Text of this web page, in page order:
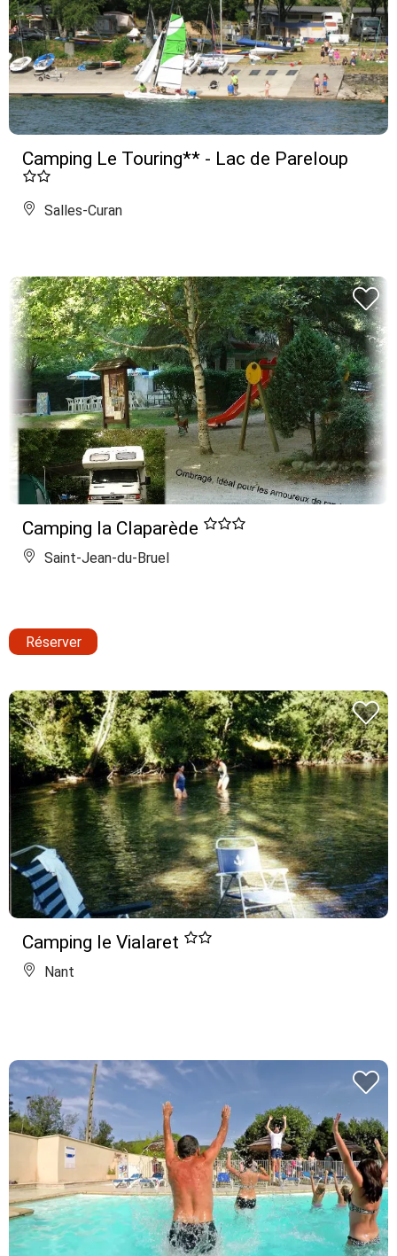
Camping Le Touring** - Lac de Pareloup
Salles-Curan
Camping la Claparède
Saint-Jean-du-Bruel
Réserver
Camping le Vialaret
Nant